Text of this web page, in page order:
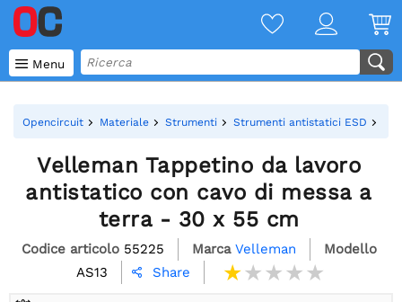
 Menu
Opencircuit Materiale Strumenti Strumenti antistatici ESD
Velleman Tappetino da lavoro
antistatico con cavo di messa a
terra - 30 x 55 cm
Codice articolo 55225 Marca Velleman
Modello
AS13
 Share